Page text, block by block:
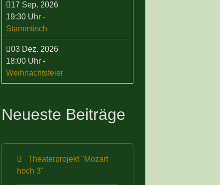
17 Sep. 2026
19:30 Uhr-
Stammtisch
03 Dez. 2026
18:00 Uhr-
Weihnachtsfeier
Neueste Beiträge
Theaterprojekt "Mozart
hoch 3"